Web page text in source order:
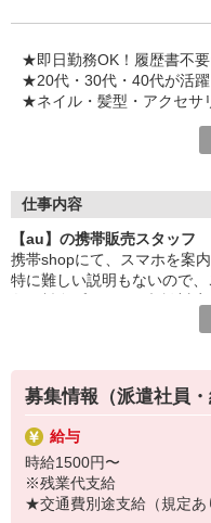
゜・。○。・゜+゜
★即日勤務OK！履歴書不
★20代・30代・40代が活躍
★ネイル・髪型・アクセサ
でも心配ご無用！
お互いに教え合ったり、フ
和気あいあいとした人間関
皆で一緒にステップアップ
【選べるお仕事いろいろ】
▼オフィスワーク
事務、経理、データ入力
▼工場・製造・軽作業系
機械/食品製造・梱包・仕
▼美容系
眉毛サロンのアイブロウ
▼営業・販売
法人営業・アパレル販売
仕事内容
【au】の携帯販売スタッフ
携帯shopにて、スマホを案
特に難しい説明もないので、
満足度◎
■携帯やインターネット販売
docomo(ドコモ)/au(エーユ
の大手キャリアから
ワイモバイル(Y!mobille)、
広く紹介可能♪
募集情報（派遣社員・
給与
時給1500円〜
※残業代支給
★交通費別途支給（規定あ